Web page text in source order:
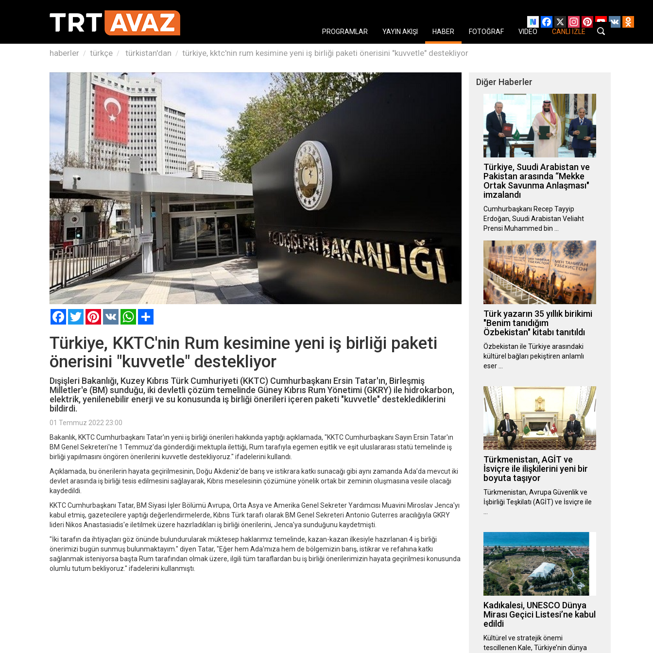
Facebook
X Instagram
PinterestYouTube
VK
PROGRAMLAR
YAYIN AKIŞI HABER FOTOĞRAF VIDEO CANLI İZLE
haberler türkçe türkistan'dan türkiye, kktc'nin rum kesimine yeni iş birliği paketi önerisini "kuvvetle" destekliyor
FacebookTwitterPinterest
VK WhatsApp
Türkiye, KKTC'nin Rum kesimine yeni iş birliği paketi
önerisini "kuvvetle" destekliyor
Dışişleri Bakanlığı, Kuzey Kıbrıs Türk Cumhuriyeti (KKTC) Cumhurbaşkanı Ersin Tatar'ın, Birleşmiş
Milletler'e (BM) sunduğu, iki devletli çözüm temelinde Güney Kıbrıs Rum Yönetimi (GKRY) ile hidrokarbon,
elektrik, yenilenebilir enerji ve su konusunda iş birliği önerileri içeren paketi "kuvvetle" desteklediklerini
bildirdi.
01 Temmuz 2022 23:00
Bakanlık, KKTC Cumhurbaşkanı Tatar'ın yeni iş birliği önerileri hakkında yaptığı açıklamada, "KKTC Cumhurbaşkanı Sayın Ersin Tatar'ın
BM Genel Sekreteri'ne 1 Temmuz'da gönderdiği mektupla ilettiği, Rum tarafıyla egemen eşitlik ve eşit uluslararası statü temelinde iş
birliği yapılmasını öngören önerilerini kuvvetle destekliyoruz." ifadelerini kullandı.
Açıklamada, bu önerilerin hayata geçirilmesinin, Doğu Akdeniz'de barış ve istikrara katkı sunacağı gibi aynı zamanda Ada’da mevcut iki
devlet arasında iş birliği tesis edilmesini sağlayarak, Kıbrıs meselesinin çözümüne yönelik ortak bir zeminin oluşmasına vesile olacağı
kaydedildi.
KKTC Cumhurbaşkanı Tatar, BM Siyasi İşler Bölümü Avrupa, Orta Asya ve Amerika Genel Sekreter Yardımcısı Muavini Miroslav Jenca'yı
kabul etmiş, gazetecilere yaptığı değerlendirmelerde, Kıbrıs Türk tarafı olarak BM Genel Sekreteri Antonio Guterres aracılığıyla GKRY
lideri Nikos Anastasiadis'e iletilmek üzere hazırladıkları iş birliği önerilerini, Jenca'ya sunduğunu kaydetmişti.
"İki tarafın da ihtiyaçları göz önünde bulundurularak müktesep haklarımız temelinde, kazan-kazan ilkesiyle hazırlanan 4 iş birliği
önerimizi bugün sunmuş bulunmaktayım." diyen Tatar, "Eğer hem Ada'mıza hem de bölgemizin barış, istikrar ve refahına katkı
sağlanmak isteniyorsa başta Rum tarafından olmak üzere, ilgili tüm taraflardan bu iş birliği önerilerimizin hayata geçirilmesi konusunda
olumlu tutum bekliyoruz." ifadelerini kullanmıştı.
Diğer Haberler
Türkiye, Suudi Arabistan ve
Pakistan arasında “Mekke
Ortak Savunma Anlaşması"
imzalandı
Cumhurbaşkanı Recep Tayyip
Erdoğan, Suudi Arabistan Veliaht
Prensi Muhammed bin …
Türk yazarın 35 yıllık birikimi
"Benim tanıdığım
Özbekistan" kitabı tanıtıldı
Özbekistan ile Türkiye arasındaki
kültürel bağları pekiştiren anlamlı
eser …
Türkmenistan, AGİT ve
İsviçre ile ilişkilerini yeni bir
boyuta taşıyor
Türkmenistan, Avrupa Güvenlik ve
İşbirliği Teşkilatı (AGİT) ve İsviçre ile
Kadıkalesi, UNESCO Dünya
Mirası Geçici Listesi’ne kabul
edildi
Kültürel ve stratejik önemi
tescillenen Kale, Türkiye’nin dünya